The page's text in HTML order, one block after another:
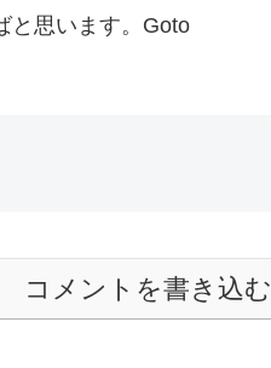
と思います。Goto
コメントを書き込む